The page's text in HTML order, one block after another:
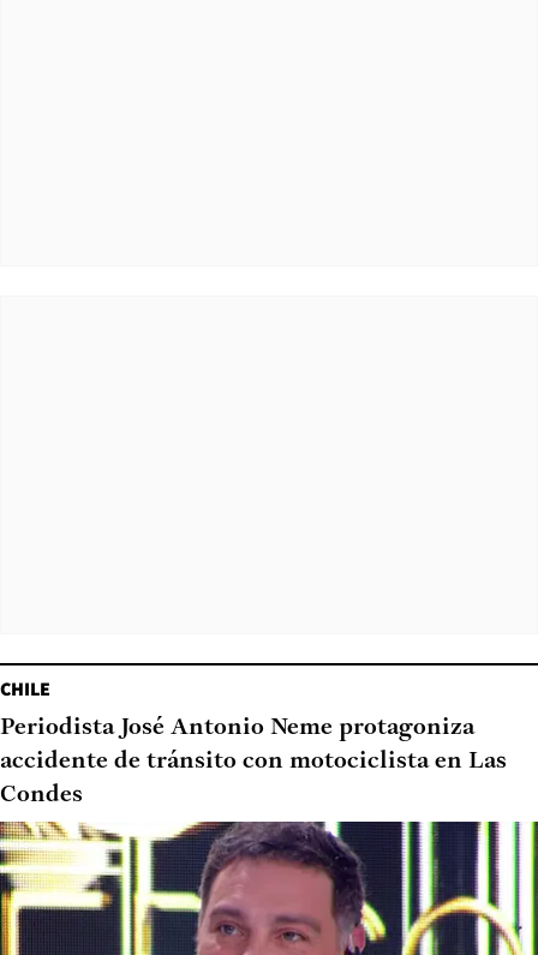
CHILE
Periodista José Antonio Neme protagoniza
accidente de tránsito con motociclista en Las
Condes